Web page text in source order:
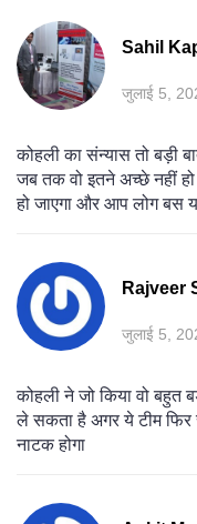
Sahil
जुलाई 5,
कोहली का संन्यास तो बड़ी
जब तक वो इतने अच्छे नहीं हो
हो जाएगा और आप लोग बस
Rajveer
जुलाई 5,
कोहली ने जो किया वो बहुत
ले सकता है अगर ये टीम फिर
नाटक होगा